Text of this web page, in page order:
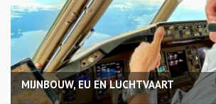
MIJNBOUW, EU EN LUCHTVAART